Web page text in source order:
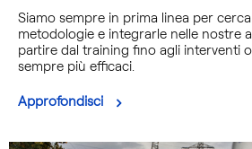
Siamo sempre in prima linea per
metodologie e integrarle nelle nostre
partire dal training fino agli interventi
sempre più efficaci.
Approfondisci